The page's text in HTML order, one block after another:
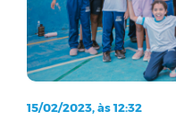
15/02/2023, às 12:32